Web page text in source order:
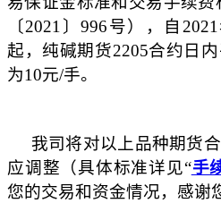
〔2021〕996号），自
起，纯碱期货2205合约日
为10元/手。
我司将对以上品种期货合
应调整（具体标准详见“手
您的交易和资金情况，感谢